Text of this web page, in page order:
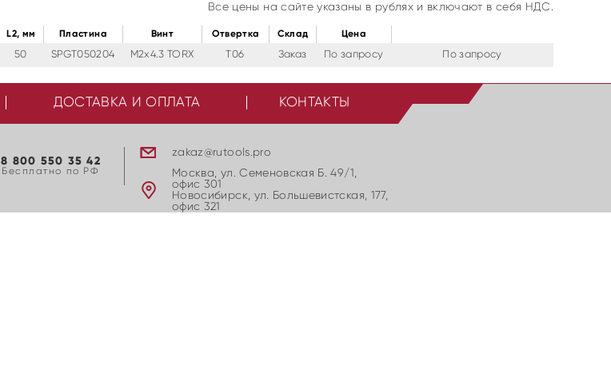
Все цены на сайте указаны в рублях и включают в себя НДС.
L2, мм Пластина Винт Отвертка Cклад Цена
50 SPGT050204 M2x4.3 TORX T06 Заказ По запросу По запросу
ДОСТАВКА И ОПЛАТА КОНТАКТЫ
8 800 550 35 42
Бесплатно по РФ
zakaz@rutools.pro
Москва, ул. Семеновская Б. 49/1,
офис 301
Новосибирск, ул. Большевиcтская, 177,
офис 321